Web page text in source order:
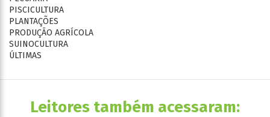
PISCICULTURA
PLANTAÇÕES
PRODUÇÃO AGRÍCOLA
SUINOCULTURA
ÚLTIMAS
Leitores também acessaram: